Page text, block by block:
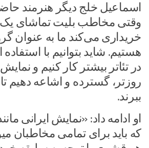
اسماعیل خلج دیگر هنرمند
وقتی مخاطب بلیت تماشای یک
خریداری می‌کند ما به عنوان
هستیم. شاید بتوانیم با
در تئاتر بیشتر کار کنیم و نمایش
روزتر، گسترده و اشاعه دهیم
ببرند.
او ادامه داد: «نمایش ایرانی
که باید برای تمامی مخاطبان